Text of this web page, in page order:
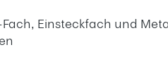
Einsteckfach und